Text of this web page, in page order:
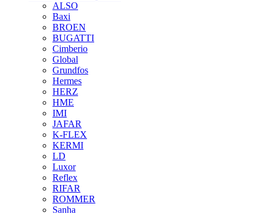
ALSO
Baxi
BROEN
BUGATTI
Cimberio
Global
Grundfos
Hermes
HERZ
HME
IMI
JAFAR
K-FLEX
KERMI
LD
Luxor
Reflex
RIFAR
ROMMER
Sanha